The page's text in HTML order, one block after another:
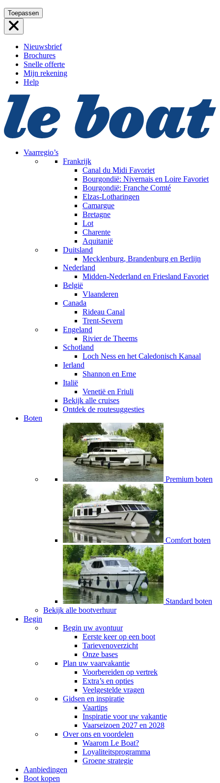
Ga
naar
de
Toepassen
Nieuwsbrief
Brochures
Snelle offerte
Mijn rekening
Help
Vaarregio’s
Frankrijk
Canal du Midi Favoriet
Bourgondië: Nivernais en Loire Favoriet
Bourgondië: Franche Comté
Elzas-Lotharingen
Camargue
Bretagne
Lot
Charente
Aquitanië
Duitsland
Mecklenburg, Brandenburg en Berlijn
Nederland
Midden-Nederland en Friesland Favoriet
België
Vlaanderen
Canada
Rideau Canal
Trent-Severn
Engeland
Rivier de Theems
Schotland
Loch Ness en het Caledonisch Kanaal
Ierland
Shannon en Erne
Italië
Venetië en Friuli
Bekijk alle cruises
Ontdek de routesuggesties
Boten
Premium boten
Comfort boten
Standard boten
Bekijk alle bootverhuur
Begin
Begin uw avontuur
Eerste keer op een boot
Tarievenoverzicht
Onze bases
Plan uw vaarvakantie
Voorbereiden op vertrek
Extra’s en opties
Veelgestelde vragen
Gidsen en inspiratie
Vaartips
Inspiratie voor uw vakantie
Vaarseizoen 2027 en 2028
Over ons en voordelen
Waarom Le Boat?
Loyaliteitsprogramma
Groene strategie
Aanbiedingen
Boot kopen